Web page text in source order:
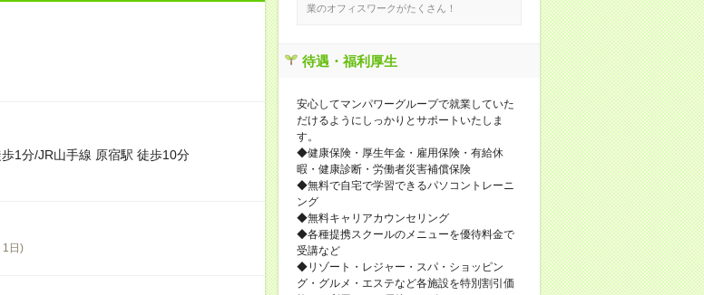
1分/JR山手線 原宿駅 徒歩10分
1日)
業のオフィスワークがたくさん！
待遇・福利厚生
安心してマンパワーグループで就業していた
だけるようにしっかりとサポートいたしま
す。
◆健康保険・厚生年金・雇用保険・有給休
暇・健康診断・労働者災害補償保険
◆無料で自宅で学習できるパソコントレーニ
ング
◆無料キャリアカウンセリング
◆各種提携スクールのメニューを優待料金で
受講など
◆リゾート・レジャー・スパ・ショッピン
グ・グルメ・エステなど各施設を特別割引価